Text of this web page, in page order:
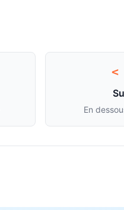
<
En